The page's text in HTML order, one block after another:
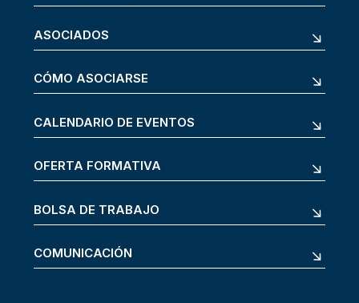
ASOCIADOS
CÓMO ASOCIARSE
CALENDARIO DE EVENTOS
OFERTA FORMATIVA
BOLSA DE TRABAJO
COMUNICACIÓN